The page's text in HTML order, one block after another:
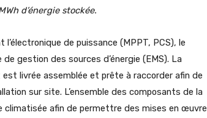
d’énergie stockée.
de puissance (MPPT, PCS), le
gestion des sources d’énergie (EMS). La
livrée assemblée et prête à raccorder afin de
sur site. L’ensemble des composants de la
climatisée afin de permettre des mises en œuvre